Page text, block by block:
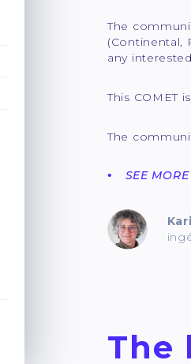
The
(Continental,
any
This COMET
The
SEE MORE
The